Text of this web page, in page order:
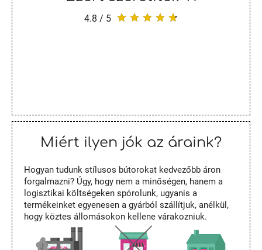
4.8 / 5
Miért ilyen jók az áraink?
Hogyan tudunk stílusos bútorokat kedvezőbb áron
forgalmazni? Úgy, hogy nem a minőségen, hanem a
logisztikai költségeken spórolunk, ugyanis a
termékeinket egyenesen a gyárból szállítjuk, anélkül,
hogy köztes állomásokon kellene várakozniuk.